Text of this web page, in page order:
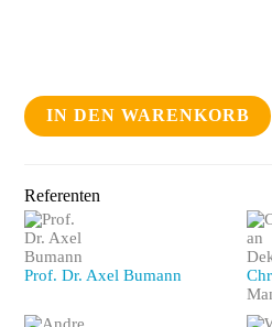
Seminar
Manualtherapeut*innen
IN DEN WARENKORB
Referenten
Prof. Dr. Axel Bumann